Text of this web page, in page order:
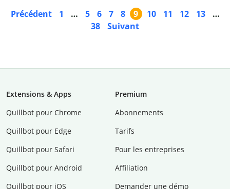
Précédent 1 … 5 6 7 8 9 10 11 12 13
…
38
Suivant
Extensions & Apps
Quillbot pour Chrome
Quillbot pour Edge
Quillbot pour Safari
Quillbot pour Android
Quillbot pour iOS
Premium
Abonnements
Tarifs
Pour les entreprises
Affiliation
Demander une démo